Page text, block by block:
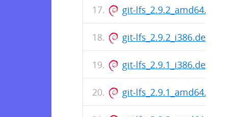
git-lfs_2.9.2_amd64.deb
git-lfs_2.9.2_i386.deb
git-lfs_2.9.1_i386.deb
git-lfs_2.9.1_amd64.deb